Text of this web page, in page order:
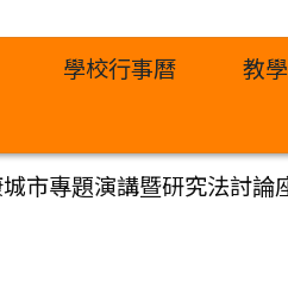
學校行事曆 教
市專題演講暨研究法討論